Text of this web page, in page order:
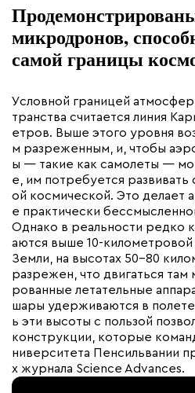
микродронов,
самой границы
Условной границей
транства считается линия
етров. Выше этого уровня
м разреженным, и, чтобы
ы — такие как самолеты —
е, им потребуется
ой космической. Это делает
е практически
Однако в реальности редко
аются выше 10-
Земли, на высотах 50-80
разрежен, что двигаться там
рованные летательные
шары удерживаются в
ь эти высоты с пользой
конструкции, которые
ниверситета Пенсильвании
х журнала Science Advances.